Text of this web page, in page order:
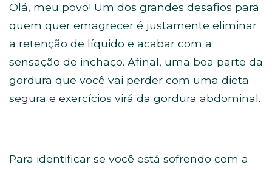
Olá, meu povo! Um dos grandes desafios para
quem quer emagrecer é justamente eliminar
a retenção de líquido e acabar com a
sensação de inchaço. Afinal, uma boa parte da
gordura que você vai perder com uma dieta
segura e exercícios virá da gordura abdominal.
Para identificar se você está sofrendo com a